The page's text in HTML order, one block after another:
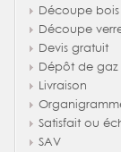
Découpe bois
Découpe
Devis gratuit
Dépôt de gaz
Livraison
Satisfait ou
SAV